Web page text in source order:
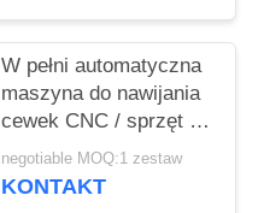
W pełni automatyczna
maszyna do nawijania
cewek CNC / sprzęt do
silnika o dużej mocy
negotiable MOQ:1 zestaw
KONTAKT